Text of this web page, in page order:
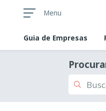
Menu
Guia de Empresas